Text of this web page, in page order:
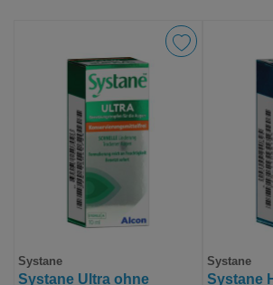
Systane
Systane Ultra ohne
Systane
Systane